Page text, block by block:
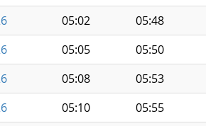
05:02 05:48
05:05 05:50
05:08 05:53
05:10 05:55